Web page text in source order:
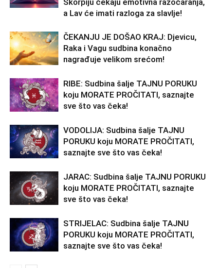
Škorpiju čekaju emotivna razočaranja,
a Lav će imati razloga za slavlje!
ČEKANJU JE DOŠAO KRAJ: Djevicu,
Raka i Vagu sudbina konačno
nagrađuje velikom srećom!
RIBE: Sudbina šalje TAJNU PORUKU
koju MORATE PROČITATI, saznajte
sve što vas čeka!
VODOLIJA: Sudbina šalje TAJNU
PORUKU koju MORATE PROČITATI,
saznajte sve što vas čeka!
JARAC: Sudbina šalje TAJNU PORUKU
koju MORATE PROČITATI, saznajte
sve što vas čeka!
STRIJELAC: Sudbina šalje TAJNU
PORUKU koju MORATE PROČITATI,
saznajte sve što vas čeka!